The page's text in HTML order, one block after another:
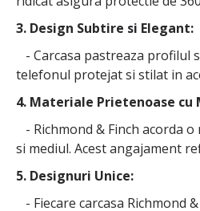
3. Design Subtire si Elegant:
- Carcasa pastreaza profilul
telefonul protejat si stilat in
4. Materiale Prietenoase cu
- Richmond & Finch acorda
si mediul. Acest angajament
5. Designuri Unice:
- Fiecare carcasa